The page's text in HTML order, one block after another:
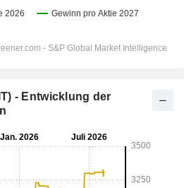
- Entwicklung der